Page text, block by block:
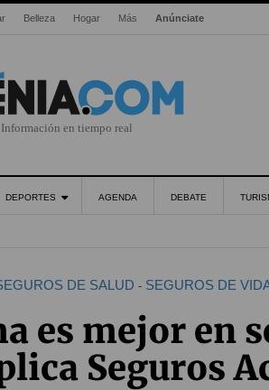
Belleza Hogar Más Anúnciate
Información en tiempo real
DEPORTES AGENDA DEBATE
DE SALUD - SEGUROS DE
es mejor en
Seguros